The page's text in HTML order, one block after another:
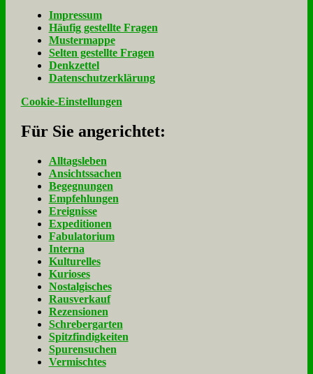
Im­pres­sum
Häu­fig ge­stell­te Fra­gen
Mu­ster­map­pe
Sel­ten ge­stell­te Fra­gen
Denk­zet­tel
Da­ten­schutz­er­klä­rung
Cookie-Einstellungen
Für Sie an­ge­rich­tet:
Alltagsleben
Ansichtssachen
Begegnungen
Empfehlungen
Ereignisse
Expeditionen
Fabulatorium
Interna
Kulturelles
Kurioses
Nostalgisches
Rausverkauf
Rezensionen
Schrebergarten
Spitzfindigkeiten
Spurensuchen
Vermischtes